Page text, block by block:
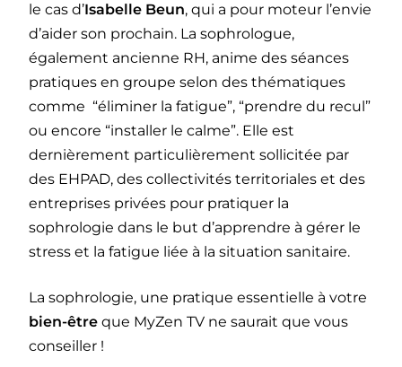
le cas d’Isabelle Beun, qui a pour moteur l’envie
d’aider son prochain. La sophrologue,
également ancienne RH, anime des séances
pratiques en groupe selon des thématiques
comme “éliminer la fatigue”, “prendre du recul”
ou encore “installer le calme”. Elle est
dernièrement particulièrement sollicitée par
des EHPAD, des collectivités territoriales et des
entreprises privées pour pratiquer la
sophrologie dans le but d’apprendre à gérer le
stress et la fatigue liée à la situation sanitaire.
La sophrologie, une pratique essentielle à votre
bien-être que MyZen TV ne saurait que vous
conseiller !